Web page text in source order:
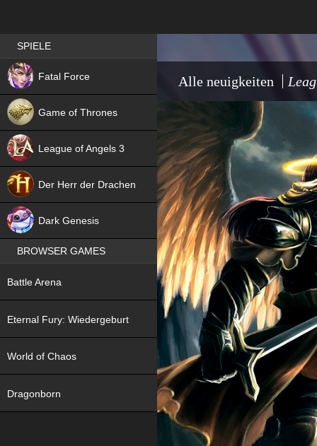
Alle neuigkeiten
Best RPG games in Germany
SPIELE
Fatal Force
NEW
Game of Thrones
League of Angels 3
Der Herr der Drachen
Dark Genesis
NEW
BROWSER GAMES
Battle Arena
NEW
Eternal Fury: Wiedergeburt
World of Chaos
Dragonborn